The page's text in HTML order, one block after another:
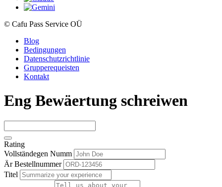
© Cafu Pass Service OÜ
Blog
Bedingungen
Datenschutzrichtlinie
Grupperequeisten
Kontakt
Eng Bewäertung schreiwen
Rating
Vollständegen Numm
Är Bestellnummer
Titel